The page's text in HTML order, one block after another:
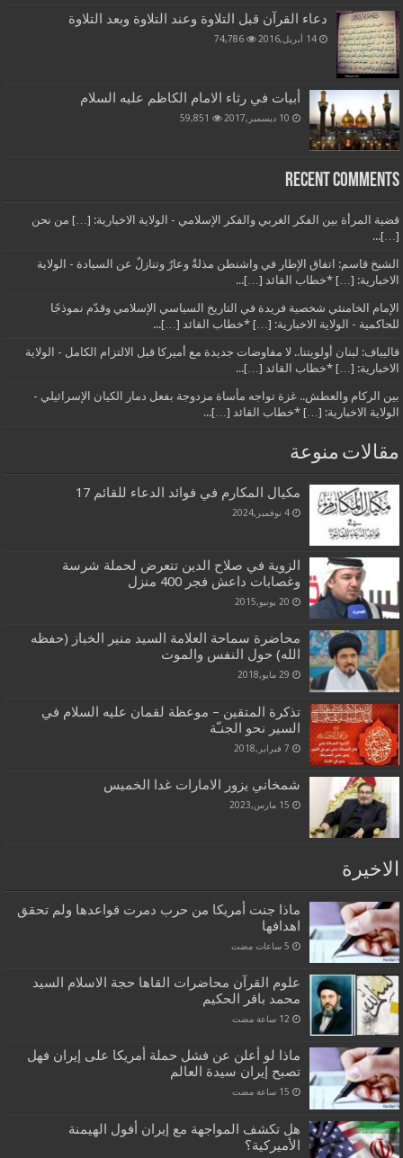
دعاء القرآن قبل التلاوة وعند التلاوة وبعد التلاوة
14 أبريل,2016 74,786
أبيات في رثاء الامام الكاظم عليه السلام
10 ديسمبر,2017 59,851
Recent Comments
قضية المرأة بين الفكر الغربي والفكر الإسلامي - الولاية الاخبارية: […] من نحن
[…]...
الشيخ قاسم: اتفاق الإطار في واشنطن مذلةٌ وعارٌ وتنازلٌ عن السيادة - الولاية
الاخبارية: […] *خطاب القائد […]...
الإمام الخامنئي شخصية فريدة في التاريخ السياسي الإسلامي وقدّم نموذجًا
للحاكمية - الولاية الاخبارية: […] *خطاب القائد […]...
قاليباف: لبنان أولويتنا.. لا مفاوضات جديدة مع أميركا قبل الالتزام الكامل - الولاية
الاخبارية: […] *خطاب القائد […]...
بين الركام والعطش.. غزة تواجه مأساة مزدوجة بفعل دمار الكيان الإسرائيلي -
الولاية الاخبارية: […] *خطاب القائد […]...
مقالات منوعة
مكيال المكارم في فوائد الدعاء للقائم 17
4 نوفمبر,2024
الزویة في صلاح الدين تتعرض لحملة شرسة
وغصابات داعش فجر 400 منزل
20 يونيو,2015
محاضرة سماحة العلامة السيد منير الخباز (حفظه
الله) حول النفس والموت
29 مايو,2018
تذكرة المتقين – موعظة لقمان عليه السلام في
السير نحو الجنـّة
7 فبراير,2018
شمخاني يزور الامارات غدا الخميس
15 مارس,2023
الاخيرة
ماذا جنت أمريكا من حرب دمرت قواعدها ولم تحقق
اهدافها
علوم القرآن محاضرات القاها حجة الاسلام السيد
محمد باقر الحكيم
ماذا لو أعلن عن فشل حملة أمريكا على إيران فهل
تصبح إيران سيدة العالم
هل تكشف المواجهة مع إيران أفول الهيمنة
الأميركية؟